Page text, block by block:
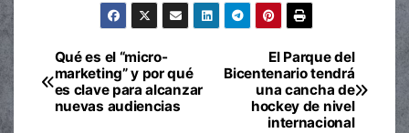
Navegación
de
El Parque del
Bicentenario tendrá
una cancha de
hockey de nivel
internacional
Qué es el “micro-
marketing” y por qué
es clave para alcanzar
nuevas audiencias